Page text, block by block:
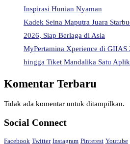
Inspirasi Hunian Nyaman
Kadek Seina Maputra Juara
2026, Siap Berlaga di Asia
MyPertamina Xperience di GIIAS
hingga Tiket Mandalika Satu
Komentar Terbaru
Tidak ada komentar untuk ditampilkan.
Social Connect
Facebook Twitter Instagram Pinterest Youtube